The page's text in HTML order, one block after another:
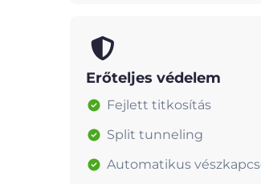
Erőteljes védelem
Fejlett titkosítás
Split tunneling
Automatikus